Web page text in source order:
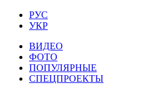
РУС
УКР
ВИДЕО
ФОТО
ПОПУЛЯРНЫЕ
СПЕЦПРОЕКТЫ